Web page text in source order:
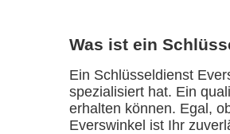
Was ist ein
Ein Schlüsseldienst
spezialisiert hat. Ein
erhalten können. Egal,
Everswinkel ist Ihr